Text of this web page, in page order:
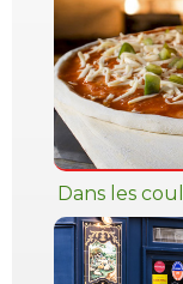
Dans les